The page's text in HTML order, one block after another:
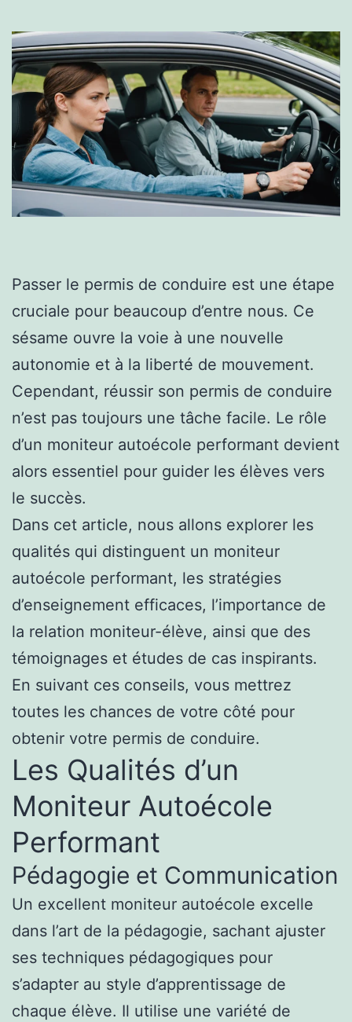
Passer le permis de conduire est une étape
cruciale pour beaucoup d’entre nous. Ce
sésame ouvre la voie à une nouvelle
autonomie et à la liberté de mouvement.
Cependant, réussir son permis de conduire
n’est pas toujours une tâche facile. Le rôle
d’un moniteur autoécole performant devient
alors essentiel pour guider les élèves vers
le succès.
Dans cet article, nous allons explorer les
qualités qui distinguent un moniteur
autoécole performant, les stratégies
d’enseignement efficaces, l’importance de
la relation moniteur-élève, ainsi que des
témoignages et études de cas inspirants.
En suivant ces conseils, vous mettrez
toutes les chances de votre côté pour
obtenir votre permis de conduire.
Les Qualités d’un
Moniteur Autoécole
Performant
Pédagogie et Communication
Un excellent moniteur autoécole excelle
dans l’art de la pédagogie, sachant ajuster
ses techniques pédagogiques pour
s’adapter au style d’apprentissage de
chaque élève. Il utilise une variété de